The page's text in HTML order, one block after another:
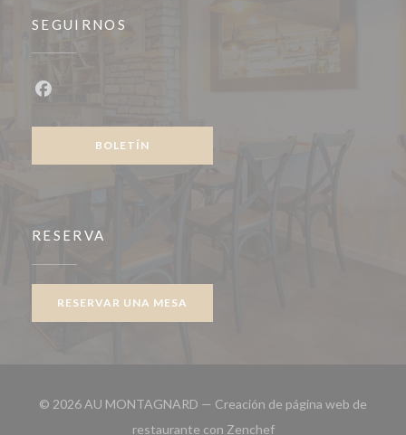
SEGUIRNOS
BOLETÍN
RESERVA
RESERVAR UNA MESA
© 2026 AU MONTAGNARD — Creación de página web de
restaurante con Zenchef((abre en una nueva